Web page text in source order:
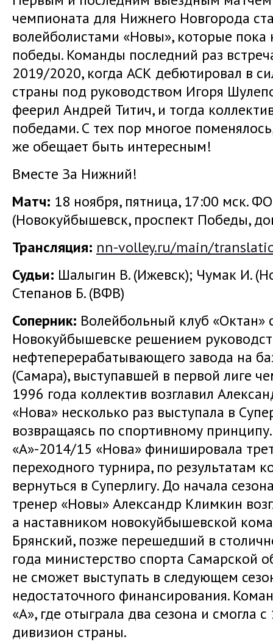
чемпионата для Нижнего Новгорода
волейболистами «Новы», которые
победы. Команды последний раз
2019/2020, когда АСК дебютировал в
страны под руководством Игоря
феерил Андрей Титич, и тогда
победами. С тех пор многое
же обещает быть интересным!
Вместе За Нижний!
Матч: 18 ноября, пятница, 17:00 мск.
(Новокуйбышевск, проспект Победы,
Трансляция: nn-volley.ru/main/
Судьи: Шалыгин В. (Ижевск); Чумак И.
Степанов Б. (ВФВ)
Соперник: Волейбольный клуб «Октан»
Новокуйбышевске решением
нефтеперерабатывающего завода на
(Самара), выступавшей в первой лиге
1996 года коллектив возглавил
«Нова» несколько раз выступала в
возвращаясь по спортивному
«А»-2014/15 «Нова» финишировала
переходного турнира, по результатам
вернуться в Суперлигу. До начала
тренер «Новы» Александр Климкин
а наставником новокуйбышевской
Брянский, позже перешедший в
года министерство спорта Самарской
не сможет выступать в следующем
недостаточного финансирования.
«А», где отыграла два сезона и смогла
дивизион страны.